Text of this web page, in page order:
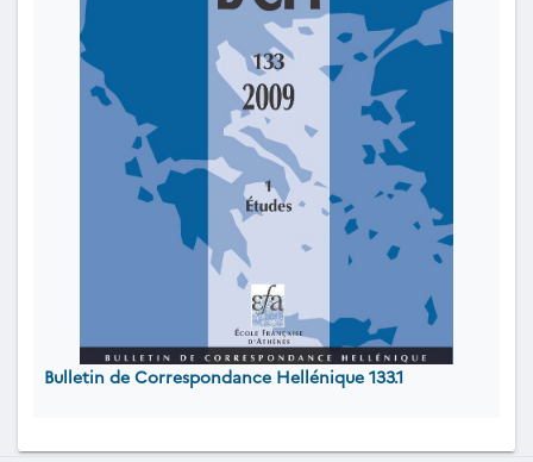
Bulletin de Correspondance Hellénique 133.1